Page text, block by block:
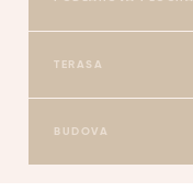
TERASA
BUDOVA